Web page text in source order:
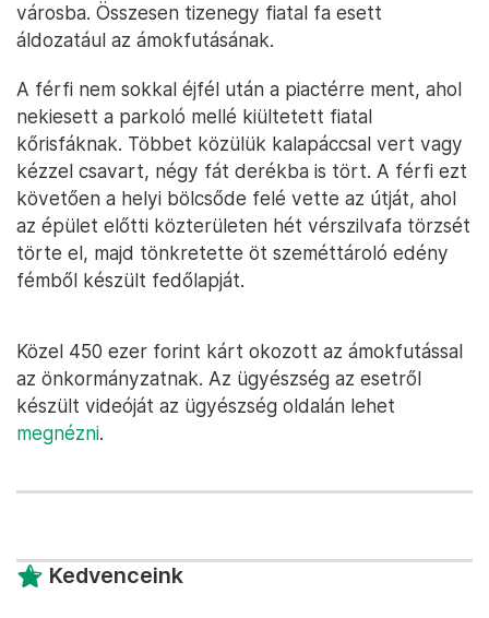
városba. Összesen tizenegy fiatal fa esett
áldozatául az ámokfutásának.
A férfi nem sokkal éjfél után a piactérre ment, ahol
nekiesett a parkoló mellé kiültetett fiatal
kőrisfáknak. Többet közülük kalapáccsal vert vagy
kézzel csavart, négy fát derékba is tört. A férfi ezt
követően a helyi bölcsőde felé vette az útját, ahol
az épület előtti közterületen hét vérszilvafa törzsét
törte el, majd tönkretette öt szeméttároló edény
fémből készült fedőlapját.
Közel 450 ezer forint kárt okozott az ámokfutással
az önkormányzatnak. Az ügyészség az esetről
készült videóját az ügyészség oldalán lehet
megnézni.
Kedvenceink